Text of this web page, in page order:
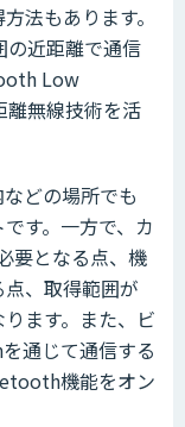
法もあります。
の近距離で通信
Low
離無線技術を活
どの場所でも
す。一方で、カ
要となる点、機
、取得範囲が
ます。また、ビ
通じて通信する
機能をオン